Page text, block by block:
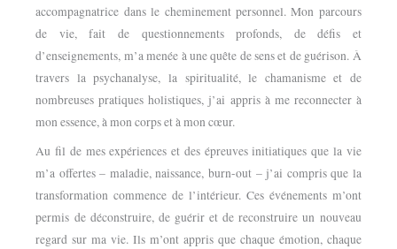
accompagnatrice dans le cheminement personnel. Mon parcours
de vie, fait de questionnements profonds, de défis et
d’enseignements, m’a menée à une quête de sens et de guérison. À
travers la psychanalyse, la spiritualité, le chamanisme et de
nombreuses pratiques holistiques, j’ai appris à me reconnecter à
mon essence, à mon corps et à mon cœur.
Au fil de mes expériences et des épreuves initiatiques que la vie
m’a offertes – maladie, naissance, burn-out – j’ai compris que la
transformation commence de l’intérieur. Ces événements m’ont
permis de déconstruire, de guérir et de reconstruire un nouveau
regard sur ma vie. Ils m’ont appris que chaque émotion, chaque